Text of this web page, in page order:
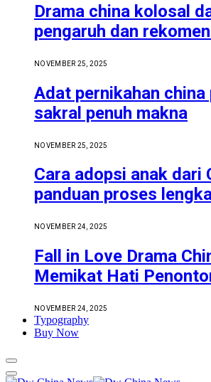
Drama china kolosal
pengaruh dan
NOVEMBER 25, 2025
Adat pernikahan china
sakral penuh makna
NOVEMBER 25, 2025
Cara adopsi anak dari
panduan proses
NOVEMBER 24, 2025
Fall in Love Drama
Memikat Hati
NOVEMBER 24, 2025
Typography
Buy Now